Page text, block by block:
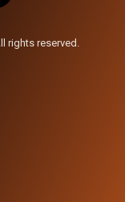
rights reserved.